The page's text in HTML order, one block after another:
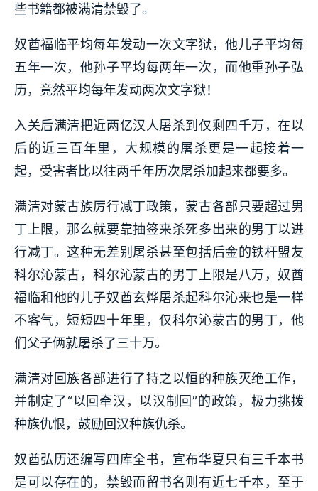
些书籍都被满清禁毁了。
奴酋福临平均每年发动一次文字狱，他儿子平均每
五年一次，他孙子平均每两年一次，而他重孙子弘
历，竟然平均每年发动两次文字狱！
入关后满清把近两亿汉人屠杀到仅剩四千万，在以
后的近三百年里，大规模的屠杀更是一起接着一
起，受害者比以往两千年历次屠杀加起来都要多。
满清对蒙古族厉行减丁政策，蒙古各部只要超过男
丁上限，那么就要靠抽签来杀死多出来的男丁以进
行减丁。这种无差别屠杀甚至包括后金的铁杆盟友
科尔沁蒙古，科尔沁蒙古的男丁上限是八万，奴酋
福临和他的儿子奴酋玄烨屠杀起科尔沁来也是一样
不客气，短短四十年里，仅科尔沁蒙古的男丁，他
们父子俩就屠杀了三十万。
满清对回族各部进行了持之以恒的种族灭绝工作，
并制定了“以回牵汉，以汉制回”的政策，极力挑拨
种族仇恨，鼓励回汉种族仇杀。
奴酋弘历还编写四库全书，宣布华夏只有三千本书
是可以存在的，禁毁而留书名则有近七千本，至于